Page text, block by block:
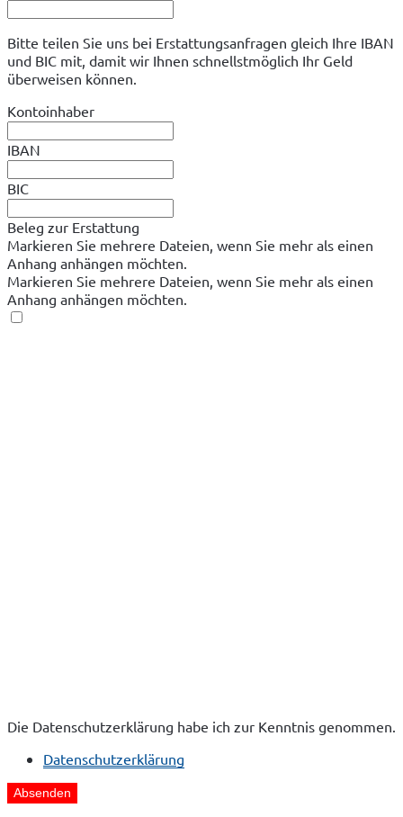
Bitte teilen Sie uns bei Erstattungsanfragen gleich Ihre IBAN
und BIC mit, damit wir Ihnen schnellstmöglich Ihr Geld
überweisen können.
Kontoinhaber
IBAN
BIC
Beleg zur Erstattung
Markieren Sie mehrere Dateien, wenn Sie mehr als einen
Anhang anhängen möchten.
Markieren Sie mehrere Dateien, wenn Sie mehr als einen
Anhang anhängen möchten.
Die Datenschutzerklärung habe ich zur Kenntnis genommen.
Datenschutzerklärung
Absenden